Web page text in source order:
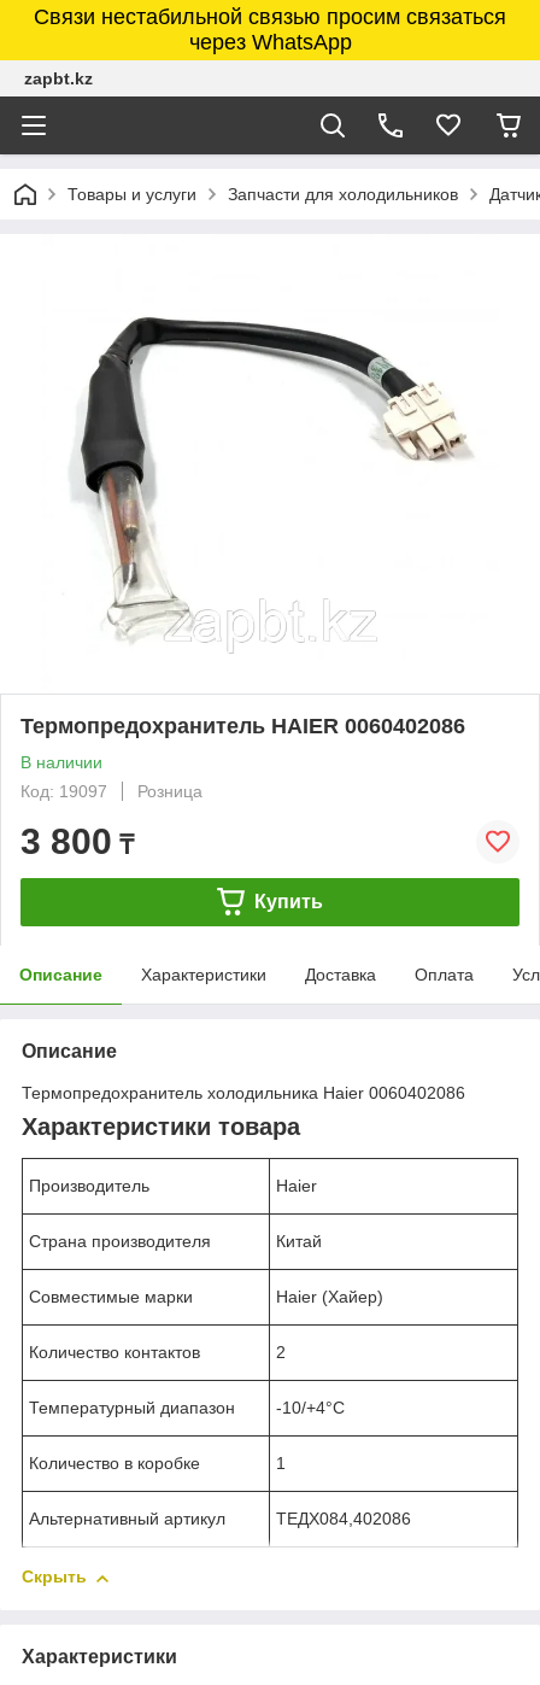
Связи нестабильной связью просим связаться
через WhatsApp
zapbt.kz
Товары и услуги Запчасти для холодильников
Термопредохранитель HAIER 0060402086
В наличии
Код: 19097
Розница
3 800 ₸
Купить
Описание Характеристики Доставка Оплата
Описание
Термопредохранитель холодильника Haier 0060402086
Характеристики товара
Производитель Haier
Страна производителя Китай
Совместимые марки Haier (Хайер)
Количество контактов 2
Температурный диапазон -10/+4°C
Количество в коробке 1
Альтернативный артикул ТЕДХ084,402086
Скрыть
Характеристики